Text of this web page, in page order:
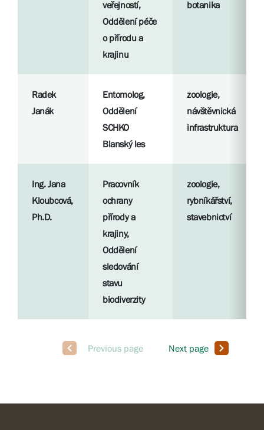
veřejností,
Oddělení péče
o přírodu a
krajinu
botanika
Radek
Janák
Entomolog,
Oddělení
SCHKO
Blanský les
zoologie,
návštěvnická
infrastruktura
Ing. Jana
Kloubcová,
Ph.D.
Pracovník
ochrany
přírody a
krajiny,
Oddělení
sledování
stavu
biodiverzity
zoologie,
rybníkářství,
stavebnictví